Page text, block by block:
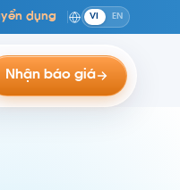
dụng VI EN
Nhận báo giá